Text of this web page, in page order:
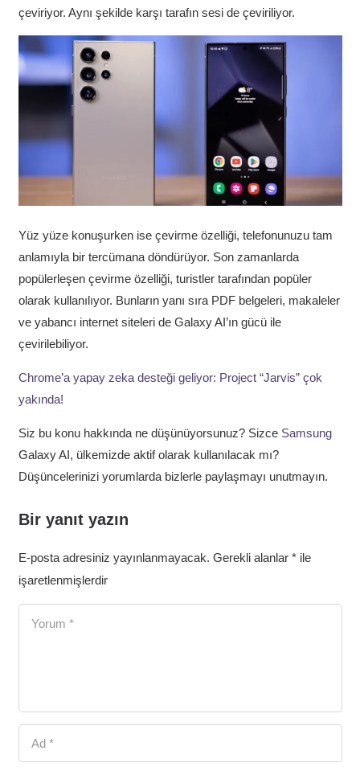
çeviriyor. Aynı şekilde karşı tarafın sesi de çeviriliyor.
Yüz yüze konuşurken ise çevirme özelliği, telefonunuzu tam
anlamıyla bir tercümana döndürüyor. Son zamanlarda
popülerleşen çevirme özelliği, turistler tarafından popüler
olarak kullanılıyor. Bunların yanı sıra PDF belgeleri, makaleler
ve yabancı internet siteleri de Galaxy AI’ın gücü ile
çevirilebiliyor.
Chrome’a yapay zeka desteği geliyor: Project “Jarvis” çok
yakında!
Siz bu konu hakkında ne düşünüyorsunuz? Sizce Samsung
Galaxy AI, ülkemizde aktif olarak kullanılacak mı?
Düşüncelerinizi yorumlarda bizlerle paylaşmayı unutmayın.
Bir yanıt yazın
E-posta adresiniz yayınlanmayacak. Gerekli alanlar *ile
işaretlenmişlerdir